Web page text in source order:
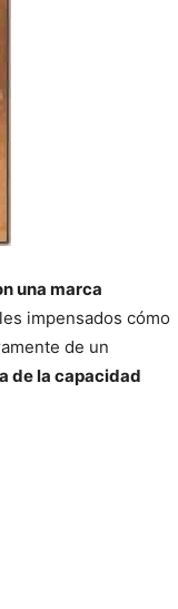
una marca
impensados cómo
de un
de la capacidad